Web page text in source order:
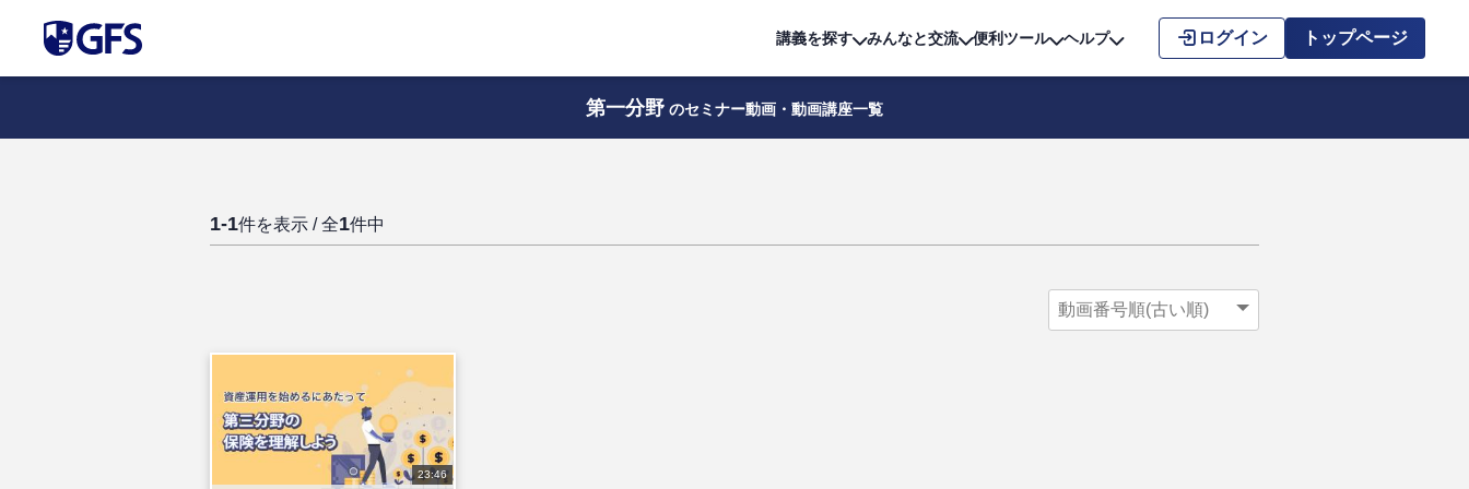
講義を探す みんなと交流 便利ツール ヘルプ ログイン トップページ
第一分野 のセミナー動画・動画講座一覧
1-1件を表示 / 全1件中
23:46